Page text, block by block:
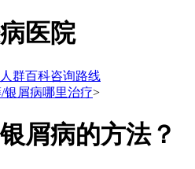
医院
人群百科咨询路线
银屑病哪里治疗>
屑病的方法？